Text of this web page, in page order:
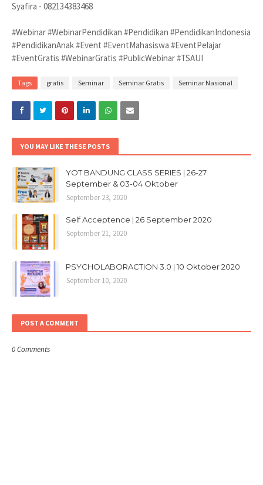
Syafira - 082134383468
#Webinar #WebinarPendidikan #Pendidikan #PendidikanIndonesia
#PendidikanAnak #Event #EventMahasiswa #EventPelajar
#EventGratis #WebinarGratis #PublicWebinar #TSAUI
Tags gratis Seminar Seminar Gratis Seminar Nasional
YOU MAY LIKE THESE POSTS
YOT BANDUNG CLASS SERIES | 26-27
September & 03-04 Oktober
September 23, 2020
Self Acceptence | 26 September 2020
September 21, 2020
PSYCHOLABORACTION 3.0 | 10 Oktober 2020
September 10, 2020
POST A COMMENT
0 Comments